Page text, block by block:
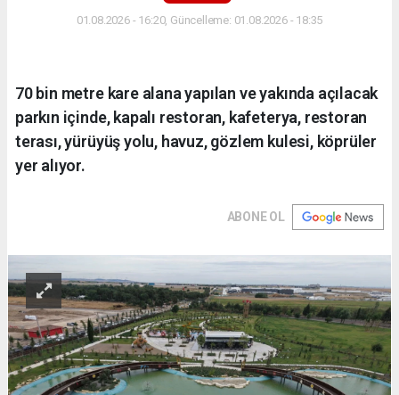
01.08.2026 - 16:20, Güncelleme: 01.08.2026 - 18:35
70 bin metre kare alana yapılan ve yakında açılacak
parkın içinde, kapalı restoran, kafeterya, restoran
terası, yürüyüş yolu, havuz, gözlem kulesi, köprüler
yer alıyor.
ABONE OL